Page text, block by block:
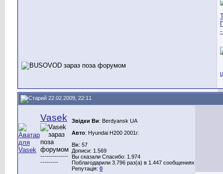
22.02.2009, 22:11
Vasek
--------------
---------
Звідки Ви: Berdyansk UA
Авто: Hyundai H200 2001г.
Вік: 57
Дописи: 1.569
Вы сказали Спасибо: 1.974
Поблагодарили 3.796 раз(а) в 1.447 сообщениях
Репутація: 0